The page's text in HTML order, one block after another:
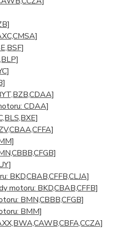
CDAA]
BKD,CBAB,CFFB,CLJA]
motoru: BKD,CBAB,CFFB]
BMN,CBBB,CFGB]
BMM]